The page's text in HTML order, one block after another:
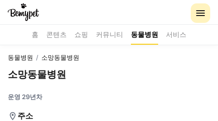
홈 콘텐츠 쇼핑 커뮤니티 동물병원 서비스
동물병원 / 소망동물병원
소망동물병원
운영 29년차
주소